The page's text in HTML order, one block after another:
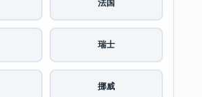
法国
瑞士
挪威